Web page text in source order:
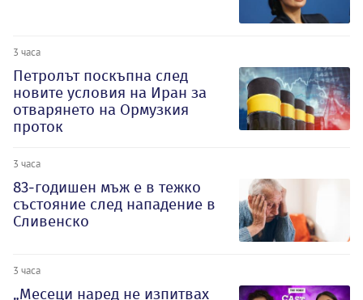
3 часа
Петролът поскъпна след
новите условия на Иран за
отварянето на Ормузкия
проток
3 часа
83-годишен мъж е в тежко
състояние след нападение в
Сливенско
3 часа
„Месеци наред не изпитвах